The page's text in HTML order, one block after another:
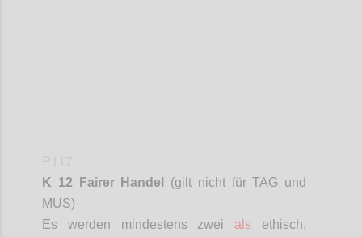
K 12 Fairer Handel (gilt nicht für TAG und
MUS)
Es werden mindestens zwei als ethisch,